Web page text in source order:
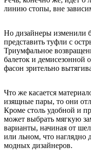
линию стопы, вне
Но дизайнеры изменили
представить туфли с
Триумфальное
балеток и демисезонной
фасон зрительно
Что же касается
изящные пары, то они
Кроме столь удобной и
может выбрать мягкую
варианты, начиная от
или льном, что наглядно
модных дизайнеров.